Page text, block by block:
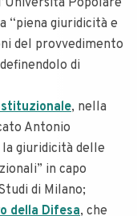
Popolare
“piena giuridicità e
del provvedimento
di
, nella
Antonio
giuridicità delle
in capo
di Milano;
della Difesa, che